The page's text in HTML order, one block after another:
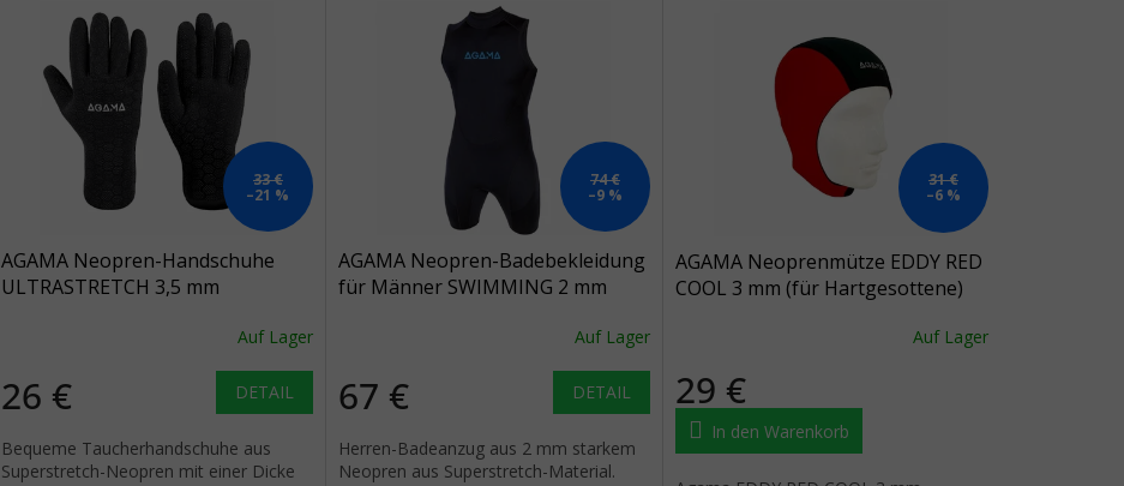
33 €
–21 %
AGAMA Neopren-Handschuhe
ULTRASTRETCH 3,5 mm
Auf Lager
26 € DETAIL
Bequeme Taucherhandschuhe aus
Superstretch-Neopren mit einer Dicke
74 €
–9 %
AGAMA Neopren-Badebekleidung
für Männer SWIMMING 2 mm
Auf Lager
67 € DETAIL
Herren-Badeanzug aus 2 mm starkem
Neopren aus Superstretch-Material.
31 €
–6 %
AGAMA Neoprenmütze EDDY RED
COOL 3 mm (für Hartgesottene)
Auf Lager
29 €
In den Warenkorb